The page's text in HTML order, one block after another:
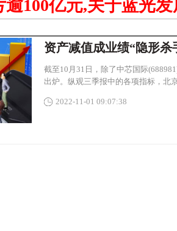
100亿元,关于蓝光发
资产减值成业绩“隐形杀
截至10月31日，除了中芯国际
出炉。纵观三季报中的各项指标，北
2022-11-01 09:07:38